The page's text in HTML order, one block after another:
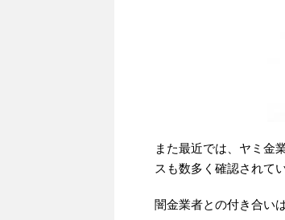
また最近では、ヤミ金
スも数多く確認されて
闇金業者との付き合い